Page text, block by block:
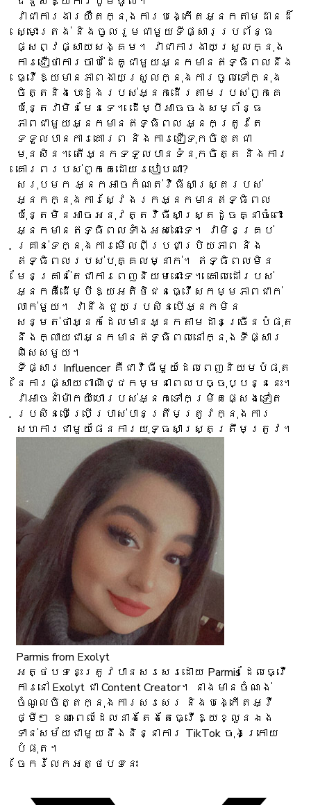
វាជាការងារយឺតក្នុងការបង្កើតអ្នកតាមដានដ៏
ស្មោះត្រង់ និងចូលរួមជាមួយទីផ្សារប្រព័ន្ធ
ផ្សព្វផ្សាយសង្គម។ វាជាការងាយស្រួលក្នុង
ការជឿថាការចាប់ដៃគូជាមួយអ្នកមានឥទ្ធិពលនឹង
ធ្វើឱ្យមានភាពងាយស្រួលក្នុងការចូលទៅក្នុង
ចិត្តនិងបេះដូងរបស់អ្នកដើរតាមរបស់ពួកគេ
ប៉ុន្តែវាមិនមែនទេ។ ដើម្បីអាចចងសម្ព័ន្ធ
ភាពជាមួយអ្នកមានឥទ្ធិពល អ្នកត្រូវតែ
ទទួលបានការគោរព និងការជឿទុកចិត្តជា
មុនសិន។ តើអ្នកទទួលបានទំនុកចិត្ត និងការ
គោរពរបស់ពួកគេដោយរបៀបណា?
សរុបមក អ្នកអាចកំណត់វិធីសាស្រ្តរបស់
អ្នកក្នុងការស្វែងរកអ្នកមានឥទ្ធិពល
ប៉ុន្តែមិនអាចអនុវត្តវិធីសាស្រ្តដូចគ្នាចំពោះ
អ្នកមានឥទ្ធិពលទាំងអស់នោះទេ។ វាមិនគ្រប់
គ្រាន់ទេក្នុងការមើលពីប្រជាប្រិយភាព និង
ឥទ្ធិពលរបស់បុគ្គលម្នាក់។ ឥទ្ធិពល​មិន​
មែន​គ្រាន់​តែ​ជា​ការ​ពេញ​និយម​នោះ​ទេ។ គោលដៅរបស់
អ្នកគឺដើម្បីឱ្យអតិថិជនធ្វើសកម្មភាពជាក់
លាក់មួយ។ វានឹងជួយប្រសិនបើអ្នកមិន
សន្មត់ថាអ្នកដែលមានអ្នកតាមដានច្រើនបំផុត
នឹងក្លាយជាអ្នកមានឥទ្ធិពលនៅក្នុងទីផ្សារ
ពិសេសមួយ។
ទីផ្សារ Influencer គឺជាវិធីមួយដែលពេញនិយមបំផុត
នៃការផ្សាយពាណិជ្ជកម្មនាពេលបច្ចុប្បន្ននេះ។
វាអាចនាំម៉ាកយីហោរបស់អ្នកទៅកម្រិតផ្សេងទៀត
ប្រសិនបើប្រើប្រាស់បានត្រឹមត្រូវក្នុងការ
សហការជាមួយផែនការយុទ្ធសាស្រ្តត្រឹមត្រូវ។
Parmis from Exolyt
អត្ថបទនេះត្រូវបានសរសេរដោយ Parmis ដែលធ្វើ
ការនៅ Exolyt ជា Content Creator។ នាងមានចំណង់
ចំណូលចិត្តក្នុងការសរសេរ និងបង្កើតអ្វី
ថ្មីៗ ខណៈពេលដែលនាងតែងតែធ្វើឱ្យខ្លួនឯង
ទាន់សម័យជាមួយនឹងនិន្នាការ TikTok ចុងក្រោយ
បំផុត។
ចែករំលែកអត្ថបទនេះ